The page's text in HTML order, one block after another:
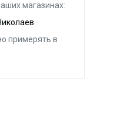
магазинах:
примерять в